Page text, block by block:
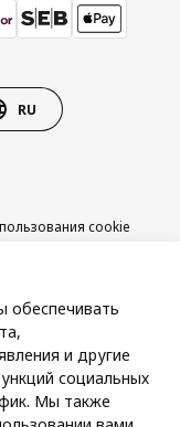
RU
cookie
обеспечивать
и другие
социальных
Мы также